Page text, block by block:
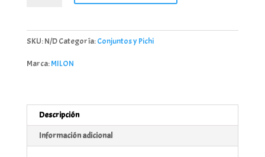
ondas
SKU:N/DCategoría:Conjuntos y Pichi
Marca:MILON
Descripción
Información adicional